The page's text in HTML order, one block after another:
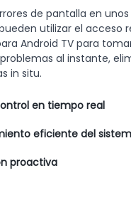
de pantalla en unos
utilizar el acceso
Android TV para
al instante,
in situ.
en tiempo real
eficiente del
proactiva